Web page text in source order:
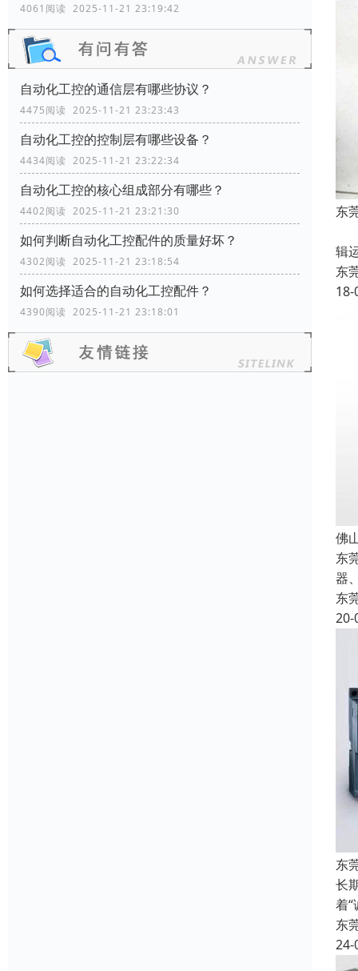
4061阅读 2025-11-21 23:19:42
自动化工控的通信层有哪些协议？
4475阅读 2025-11-21 23:23:43
自动化工控的控制层有哪些设备？
4434阅读 2025-11-21 23:22:34
自动化工控的核心组成部分有哪些？
4402阅读 2025-11-21 23:21:30
如何判断自动化工控配件的质量好坏？
4302阅读 2025-11-21 23:18:54
如何选择适合的自动化工控配件？
4390阅读 2025-11-21 23:18:01
东
辑
东
18-
佛
东
器
东
20-
东
长
着
东
24-